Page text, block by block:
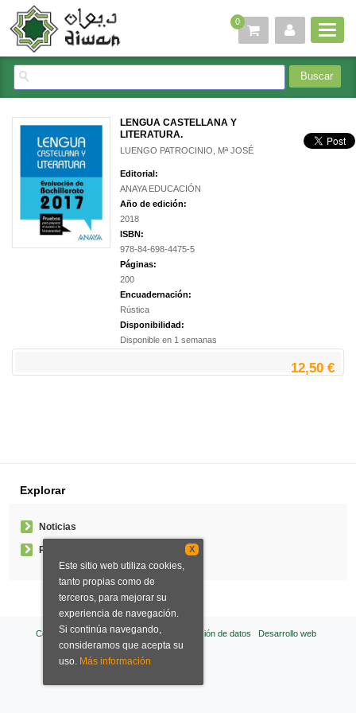
0
LENGUA CASTELLANA Y
LITERATURA.
LUENGO PATROCINIO, Mª JOSÉ
Editorial:
ANAYA EDUCACIÓN
Año de edición:
2018
ISBN:
978-84-698-4475-5
Páginas:
200
Encuadernación:
Rústica
Disponibilidad:
Disponible en 1 semanas
12,50 €
Explorar
Noticias
Pedidos especiales
Condiciones de venta Aviso legal Protección de datos Desarrollo web
X
Este sitio web utiliza cookies,
tanto propias como de
terceros, para mejorar su
experiencia de navegación.
Si continúa navegando,
consideramos que acepta su
uso. Más información